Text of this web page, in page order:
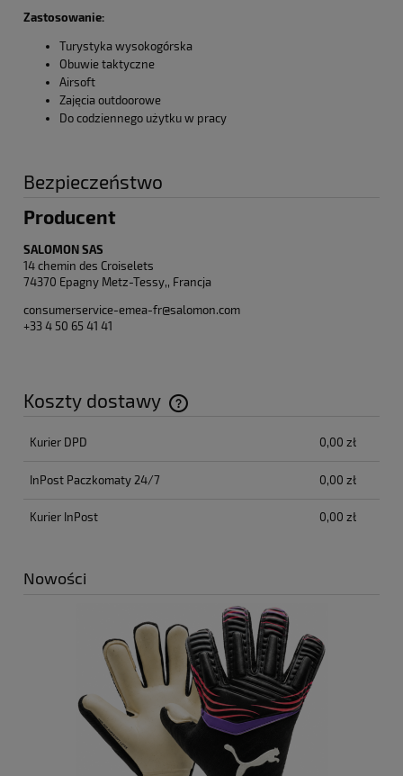
Zastosowanie:
Turystyka wysokogórska
Obuwie taktyczne
Airsoft
Zajęcia outdoorowe
Do codziennego użytku w pracy
Bezpieczeństwo
Producent
SALOMON SAS
14 chemin des Croiselets
74370 Epagny Metz-Tessy,, Francja
consumerservice-emea-fr@salomon.com
+33 4 50 65 41 41
Koszty dostawy
Cena nie zawiera ewentualnych kosztów płatności
Kurier DPD 0,00 zł
InPost Paczkomaty 24/7 0,00 zł
Kurier InPost 0,00 zł
Nowości